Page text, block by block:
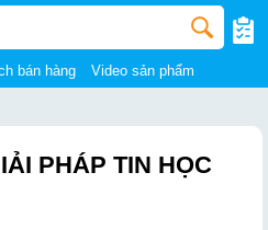
bán hàng Video sản phẩm
PHÁP TIN HỌC